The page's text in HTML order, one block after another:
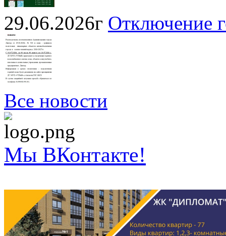
29.06.2026г Отключение
Все новости
Мы ВКонтакте!